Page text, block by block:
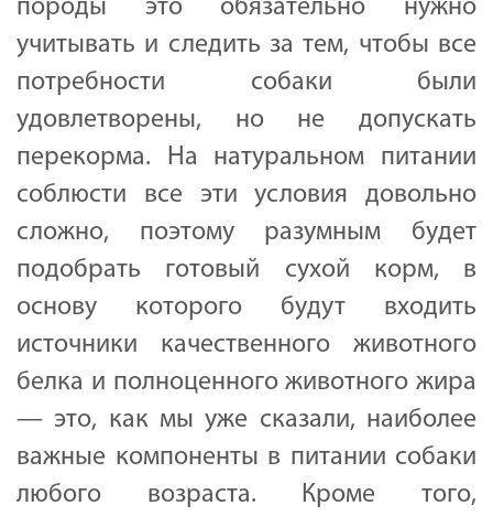
породы это обязательно нужно
учитывать и следить за тем, чтобы все
потребности собаки были
удовлетворены, но не допускать
перекорма. На натуральном питании
соблюсти все эти условия довольно
сложно, поэтому разумным будет
подобрать готовый сухой корм, в
основу которого будут входить
источники качественного животного
белка и полноценного животного жира
— это, как мы уже сказали, наиболее
важные компоненты в питании собаки
любого возраста. Кроме того,